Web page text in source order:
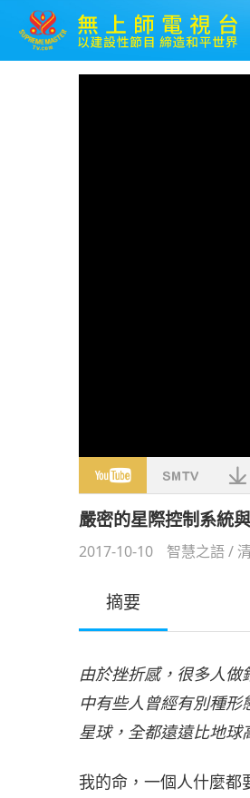
嚴密的星際控制系統
2017-10-10 智慧之語/
摘要
由於挫折感，很多人
中有些人曾經有別種
星球，全都遠遠比地球
我的命，一個人什麼都